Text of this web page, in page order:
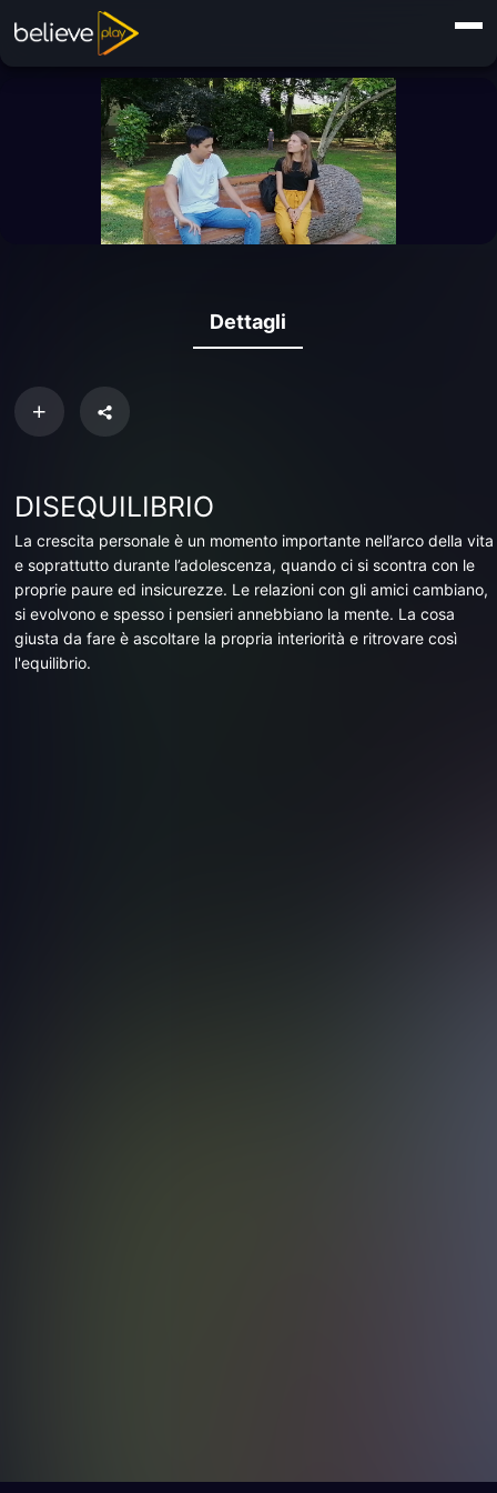
Dettagli
DISEQUILIBRIO
La crescita personale è un momento importante nell’arco della vita
e soprattutto durante l’adolescenza, quando ci si scontra con le
proprie paure ed insicurezze. Le relazioni con gli amici cambiano,
si evolvono e spesso i pensieri annebbiano la mente. La cosa
giusta da fare è ascoltare la propria interiorità e ritrovare così
l'equilibrio.